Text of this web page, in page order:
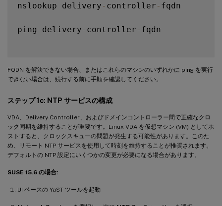
nslookup delivery - controller - fqdn
ping delivery - controller - fqdn
FQDN を解決できない場合、またはこれらのマシンのいずれかに ping を実行
できない場合は、続行する前に手順を確認してください。
ステップ 1c: NTP サービスの構成
VDA、Delivery Controller、およびドメインコントローラー間で正確なクロ
ック同期を維持することが重要です。Linux VDA を仮想マシン (VM) としてホ
ストすると、クロックスキューの問題が発生する可能性があります。このた
め、リモート NTP サービスを使用して時刻を維持することが推奨されます。
デフォルトの NTP 設定にいくつかの変更が必要になる場合があります。
SUSE 15.6 の場合:
UI ベースの YaST ツールを起動